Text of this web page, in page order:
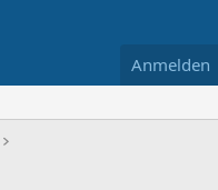
Anmelden